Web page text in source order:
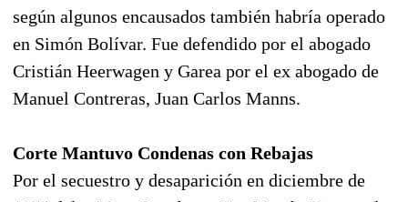
según algunos encausados también habría operado
en Simón Bolívar. Fue defendido por el abogado
Cristián Heerwagen y Garea por el ex abogado de
Manuel Contreras, Juan Carlos Manns.
Corte Mantuvo Condenas con Rebajas
Por el secuestro y desaparición en diciembre de